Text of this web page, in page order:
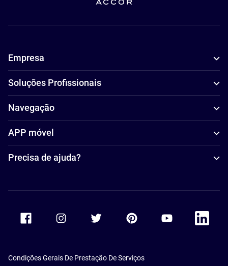
Empresa
Soluções Profissionais
Navegação
APP móvel
Precisa de ajuda?
Accor Facebook Accor TwitterAccor PinterestAccor Youtube
Accor
Condições Gerais De Prestação De Serviços